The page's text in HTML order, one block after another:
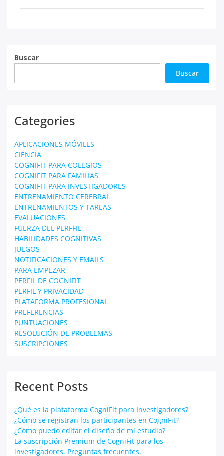
entradas
Buscar
Buscar
Categories
APLICACIONES MÓVILES
CIENCIA
COGNIFIT PARA COLEGIOS
COGNIFIT PARA FAMILIAS
COGNIFIT PARA INVESTIGADORES
ENTRENAMIENTO CEREBRAL
ENTRENAMIENTOS Y TAREAS
EVALUACIONES
FUERZA DEL PERFFIL
HABILIDADES COGNITIVAS
JUEGOS
NOTIFICACIONES Y EMAILS
PARA EMPEZAR
PERFIL DE COGNIFIT
PERFIL Y PRIVACIDAD
PLATAFORMA PROFESIONAL
PREFERENCIAS
PUNTUACIONES
RESOLUCIÓN DE PROBLEMAS
SUSCRIPCIONES
Recent Posts
¿Qué es la plataforma CogniFit para Investigadores?
¿Cómo se registran los participantes en CogniFit?
¿Cómo puedo editar el diseño de mi estudio?
La suscripción Premium de CogniFit para los
investigadores. Preguntas frecuentes.